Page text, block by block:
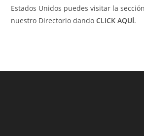
Estados Unidos puedes visitar la
nuestro Directorio dandoCLICK AQUÍ.